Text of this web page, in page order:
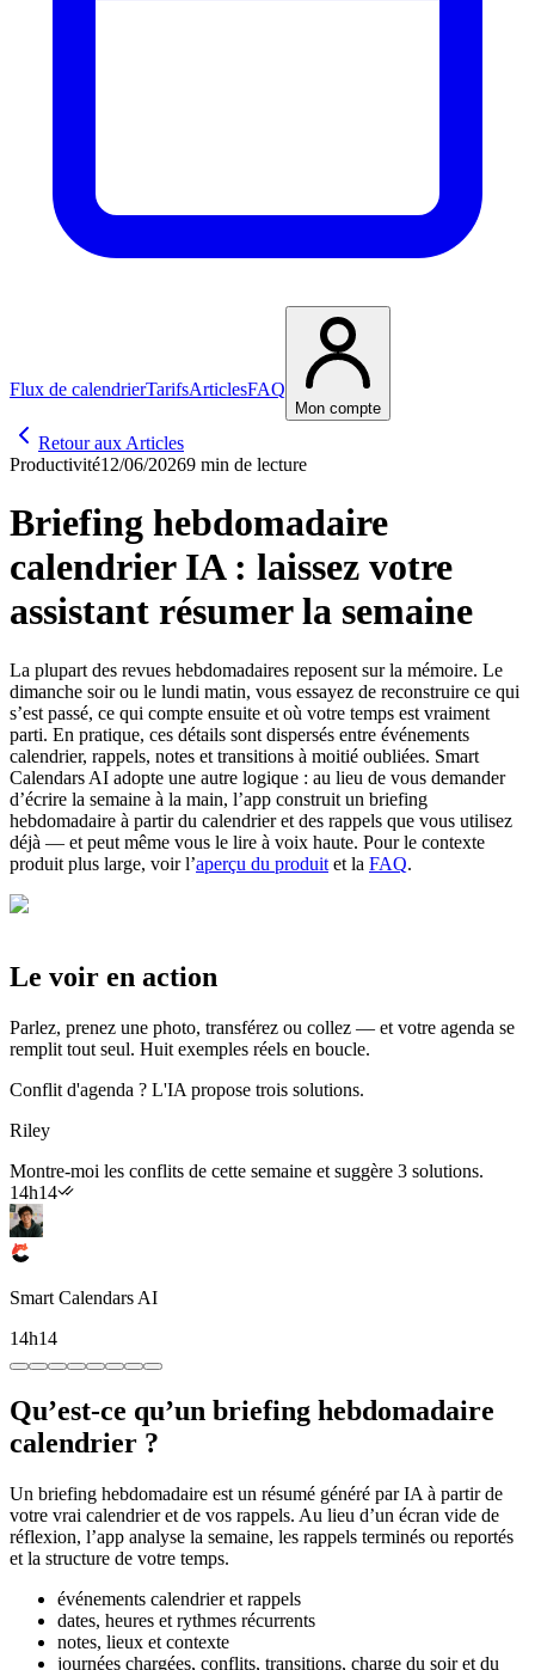
Flux de calendrierTarifsArticlesFAQ
Mon compte
Retour aux Articles
Productivité12/06/20269 min de lecture
Briefing hebdomadaire
calendrier IA : laissez votre
assistant résumer la semaine
La plupart des revues hebdomadaires reposent sur la mémoire. Le
dimanche soir ou le lundi matin, vous essayez de reconstruire ce qui
s’est passé, ce qui compte ensuite et où votre temps est vraiment
parti. En pratique, ces détails sont dispersés entre événements
calendrier, rappels, notes et transitions à moitié oubliées. Smart
Calendars AI adopte une autre logique : au lieu de vous demander
d’écrire la semaine à la main, l’app construit un briefing
hebdomadaire à partir du calendrier et des rappels que vous utilisez
déjà — et peut même vous le lire à voix haute. Pour le contexte
produit plus large, voir l’aperçu du produit et la FAQ.
Le voir en action
Parlez, prenez une photo, transférez ou collez — et votre agenda se
remplit tout seul. Huit exemples réels en boucle.
Conflit d'agenda ? L'IA propose trois solutions.
Riley
Montre-moi les conflits de cette semaine et suggère 3 solutions.
14h14
Smart Calendars AI
14h14
Qu’est-ce qu’un briefing hebdomadaire
calendrier ?
Un briefing hebdomadaire est un résumé généré par IA à partir de
votre vrai calendrier et de vos rappels. Au lieu d’un écran vide de
réflexion, l’app analyse la semaine, les rappels terminés ou reportés
et la structure de votre temps.
événements calendrier et rappels
dates, heures et rythmes récurrents
notes, lieux et contexte
journées chargées, conflits, transitions, charge du soir et du